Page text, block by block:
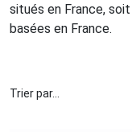
situés en France,
basées en France.
Trier par...